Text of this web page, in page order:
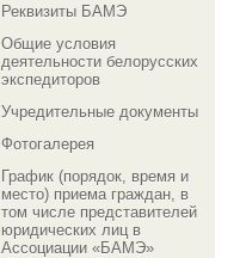
Реквизиты БАМЭ
Общие условия
деятельности белорусских
экспедиторов
Учредительные документы
Фотогалерея
График (порядок, время и
место) приема граждан, в
том числе представителей
юридических лиц в
Ассоциации «БАМЭ»